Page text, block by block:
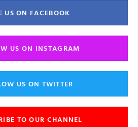
US ON FACEBOOK
US ON INSTAGRAM
US ON TWITTER
TO OUR CHANNEL